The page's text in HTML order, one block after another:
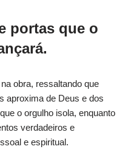
portas que o
obra, ressaltando que
aproxima de Deus e dos
o orgulho isola, enquanto
verdadeiros e
e espiritual.